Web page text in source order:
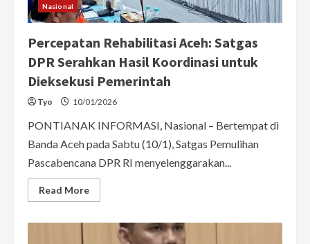
Nasional
Percepatan Rehabilitasi Aceh: Satgas
DPR Serahkan Hasil Koordinasi untuk
Dieksekusi Pemerintah
Tyo 10/01/2026
PONTIANAK INFORMASI, Nasional – Bertempat di
Banda Aceh pada Sabtu (10/1), Satgas Pemulihan
Pascabencana DPR RI menyelenggarakan...
Read MoreRead
more
Rehabilitasi